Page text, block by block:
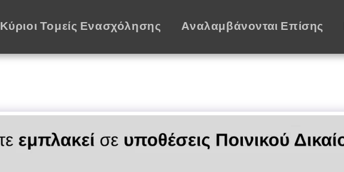
Κύριοι Τομείς Ενασχόλησης Αναλαμβάνονται Επίσης